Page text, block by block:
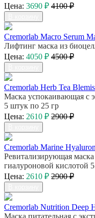
Цена: 3690 ₽ 4100 ₽
Cremorlab Macro Serum
Лифтинг маска из
Цена: 4050 ₽ 4500 ₽
Cremorlab Herb Tea
Маска успокаивающая с
5 штук по 25 гр
Цена: 2610 ₽ 2900 ₽
Cremorlab Marine
Ревитализирующая
гиалуроновой кислотой
Цена: 2610 ₽ 2900 ₽
Cremorlab Nutrition Deep
Маска питательная с